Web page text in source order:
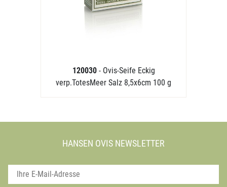
120030 - Ovis-Seife Eckig
verp.TotesMeer Salz 8,5x6cm 100 g
HANSEN OVIS NEWSLETTER